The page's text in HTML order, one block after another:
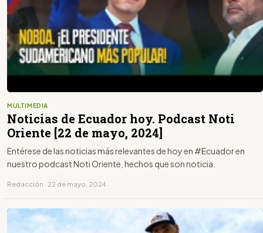
MULTIMEDIA
Noticias de Ecuador hoy. Podcast Noti
Oriente [22 de mayo, 2024]
Entérese de las noticias más relevantes de hoy en #Ecuador en
nuestro podcast Noti Oriente, hechos que son noticia.
Redacción · 22 de mayo, 2024